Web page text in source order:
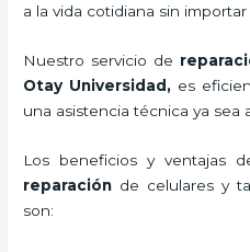
a la vida cotidiana sin
Nuestro servicio de
Otay Universidad, es
una asistencia técnica ya sea
Los beneficios y ventajas
reparación de celulares y
son: